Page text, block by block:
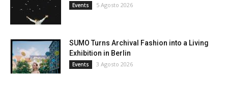
Events 5 Agosto 2026
SUMO Turns Archival Fashion into a Living
Exhibition in Berlin
Events 3 Agosto 2026